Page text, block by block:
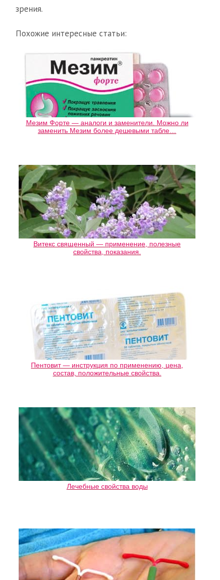
зрения.
Похожие интересные статьи:
Мезим Форте — аналоги и заменители. Можно ли
заменить Мезим более дешевыми табле…
Витекс священный — применение, полезные
свойства, показания.
Пентовит — инструкция по применению, цена,
состав, положительные свойства.
Лечебные свойства воды